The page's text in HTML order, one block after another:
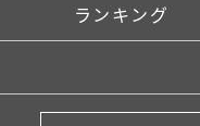
ランキング